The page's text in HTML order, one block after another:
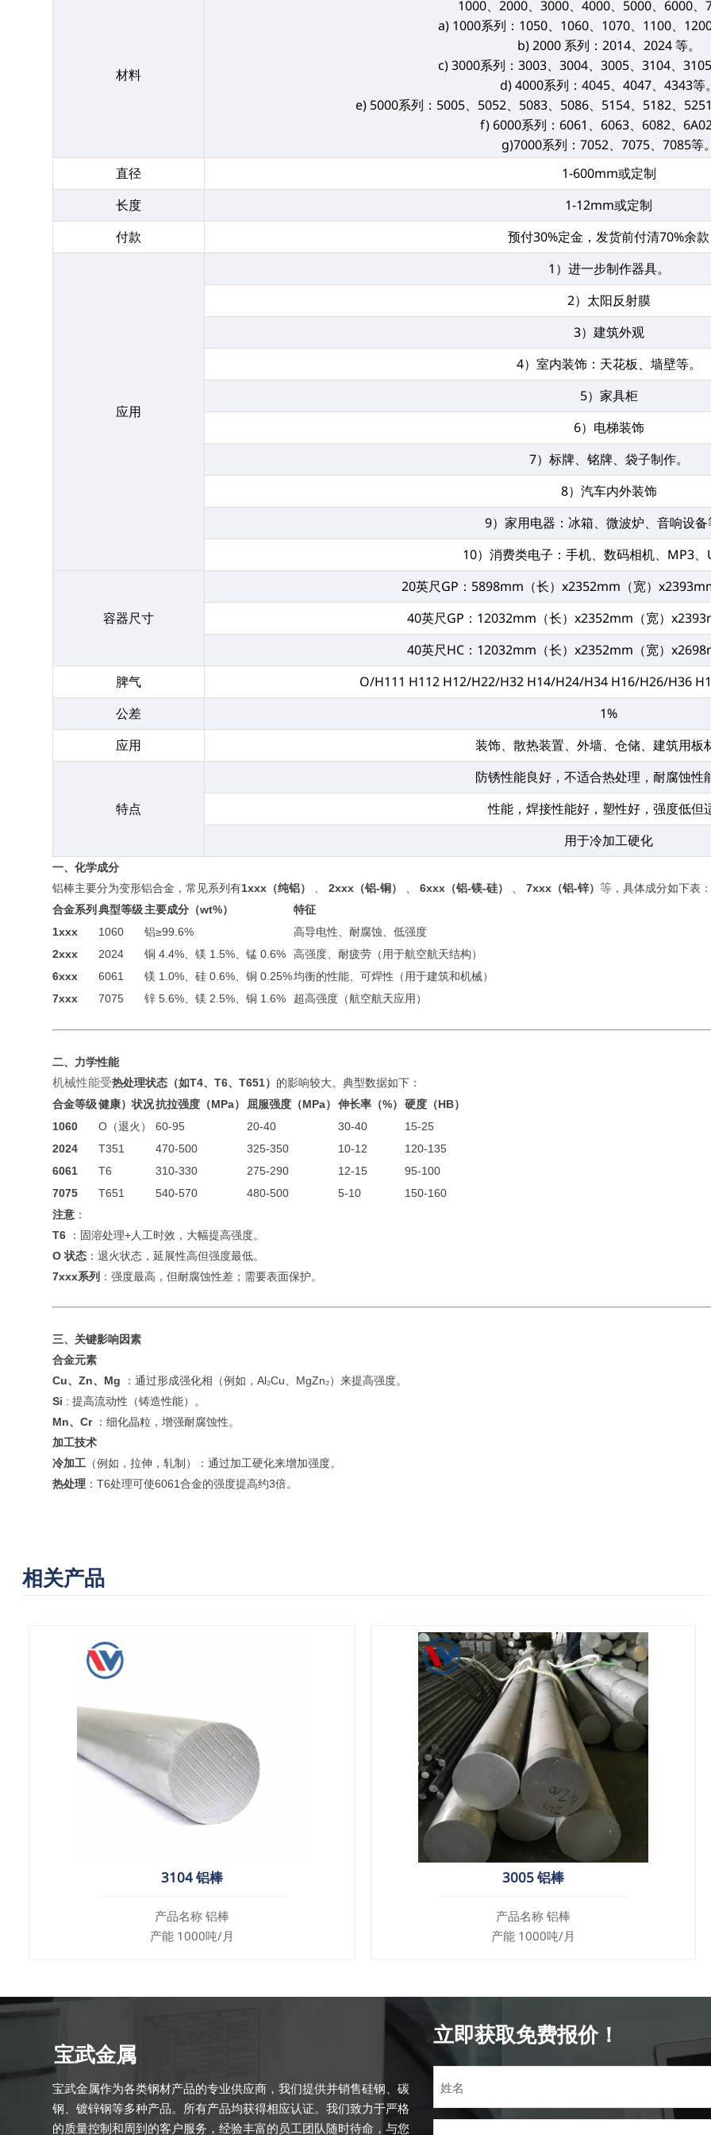
材料
1000、2000、3000、4000、5000、6000、
a) 1000系列：1050、1060、1070、1100、1200
b) 2000 系列：2014、2024 等。
c) 3000系列：3003、3004、3005、3104、3105
d) 4000系列：4045、4047、4343等。
e) 5000系列：5005、5052、5083、5086、5154、5182、
f) 6000系列：6061、6063、6082、6A02
g)7000系列：7052、7075、7085等。
直径
1-600mm或定制
长度
1-12mm或定制
付款
预付30%定金，发货前付清70%余款
应用
1）进一步制作器具。
2）太阳反射膜
3）建筑外观
4）室内装饰：天花板、墙壁等。
5）家具柜
6）电梯装饰
7）标牌、铭牌、袋子制作。
8）汽车内外装饰
9）家用电器：冰箱、微波炉、音响设备
10）消费类电子：手机、数码相机、MP3、
容器尺寸
20英尺GP：5898mm（长）x2352mm（宽）
40英尺GP：12032mm（长）x2352mm（宽）
40英尺HC：12032mm（长）x2352mm（宽）
脾气
O/H111 H112 H12/H22/H32 H14/H24/H34 H16/H26/H36
公差
1%
应用
装饰、散热装置、外墙、仓储、建筑用板
特点
防锈性能良好，不适合热处理，耐腐蚀性
性能，焊接性能好，塑性好，强度低但
用于冷加工硬化
一、化学成分
铝棒主要分为变形铝合金，常见系列有1xxx（纯铝） 、 2xxx（铝-铜） 、 6xxx（铝-镁-硅） 、 7xxx（铝-锌） 等，具体成分如下表：
合金系列 典型等级主要成分（wt%）
特征
1xxx
1060 铝≥99.6%
高导电性、耐腐蚀、低强度
2xxx
2024 铜 4.4%、镁 1.5%、锰 0.6%
高强度、耐疲劳（用于航空航天结构）
6xxx
6061 镁 1.0%、硅 0.6%、铜 0.25%均衡的性能、可焊性（用于建筑和机械）
7xxx
7075 锌 5.6%、镁 2.5%、铜 1.6% 超高强度（航空航天应用）
二、力学性能
机械性能受热处理状态（如T4、T6、T651） 的影响较大。典型数据如下：
合金等级健康）状况抗拉强度（MPa） 屈服强度（MPa） 伸长率（%）
硬度（HB）
1060
O（退火） 60-95 20-40 30-40
15-25
2024
T351 470-500 325-350 10-12
120-135
6061
T6 310-330 275-290 12-15
95-100
7075
T651 540-570 480-500 5-10
150-160
注意：
T6
：固溶处理+人工时效，大幅提高强度。
O 状态：退火状态，延展性高但强度最低。
7xxx系列 ：强度最高，但耐腐蚀性差；需要表面保护。
三、关键影响因素
合金元素
Cu、Zn、Mg
：通过形成强化相（例如，Al₂Cu、MgZn₂）来提高强度。
Si : 提高流动性（铸造性能）。
Mn、Cr
：细化晶粒，增强耐腐蚀性。
加工技术
冷加工（例如，拉伸，轧制）：通过加工硬化来增加强度。
热处理：T6处理可使6061合金的强度提高约3倍。
相关产品
3104 铝棒
产品名称 铝棒
产能 1000吨/月
3005 铝棒
产品名称 铝棒
产能 1000吨/月
宝武金属
宝武金属作为各类钢材产品的专业供应商，我们提供并销售硅钢、碳
钢、镀锌钢等多种产品。所有产品均获得相应认证。我们致力于严格
的质量控制和周到的客户服务，经验丰富的员工团队随时待命，与您
立即获取免费报价！